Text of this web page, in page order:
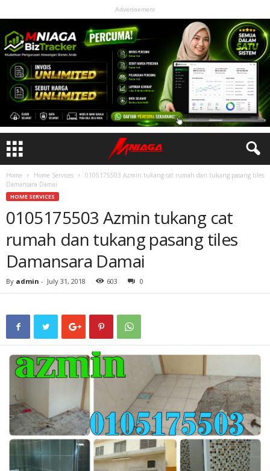
Advertisement
Home Home Services
0105175503 Azmin tukang cat rumah dan tukang pasang tiles
Damansara Damai
HOME SERVICES
0105175503 Azmin tukang cat
rumah dan tukang pasang tiles
Damansara Damai
By admin - July 31, 2018 603 0